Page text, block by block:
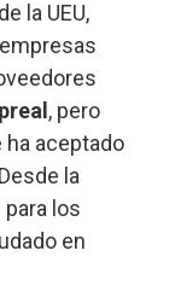
la UEU,
, pero
ha aceptado
la
los
en